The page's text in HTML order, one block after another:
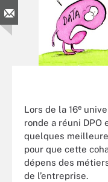
Lors de la 16e
ronde a réuni DPO
quelques
pour que cette
dépens des
de l’entreprise.